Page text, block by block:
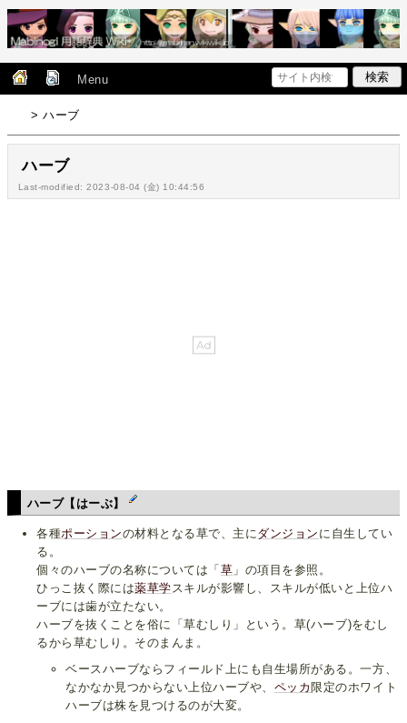
Menu
> ハーブ
ハーブ
Last-modified: 2023-08-04 (金) 10:44:56
ハーブ【はーぶ】
各種ポーションの材料となる草で、主に ダンジョン に自生してい
る。
個々のハーブの名称については「草 」の項目を参照。
ひっこ抜く際には薬草学 スキルが影響し、スキルが低いと上位ハ
ーブには歯が立たない。
ハーブを抜くことを俗に「草むしり」という。草(ハーブ)をむし
るから草むしり。そのまんま。
ベースハーブならフィールド上にも自生場所がある。一方、
なかなか見つからない上位ハーブや、 ペッカ限定のホワイト
ハーブは株を見つけるのが大変。